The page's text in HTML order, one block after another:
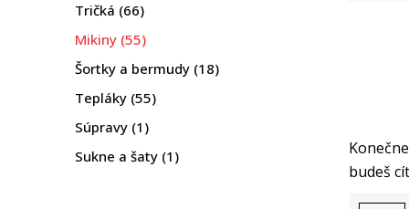
Tričká (66)
Mikiny (55)
Šortky a bermudy (18)
Tepláky (55)
Súpravy (1)
Sukne a šaty (1)
budeš